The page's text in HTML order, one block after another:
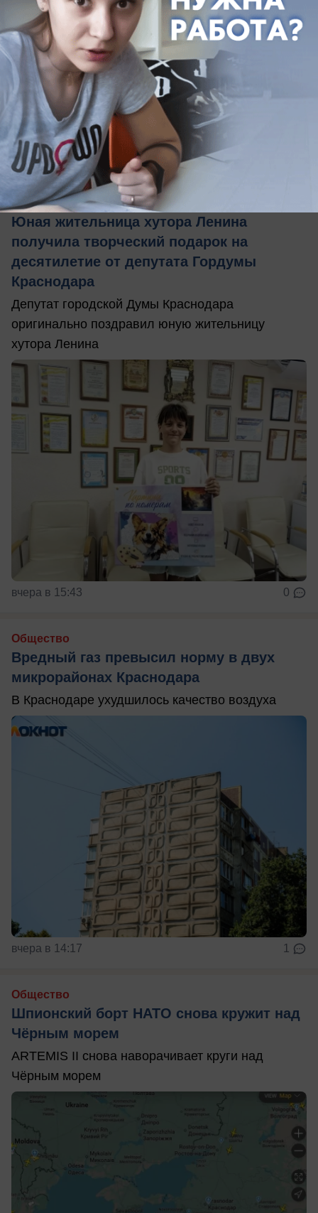
вчера в 17:02
Общество
Юная жительница хутора Ленина
получила творческий подарок на
десятилетие от депутата Гордумы
Краснодара
Депутат городской Думы Краснодара
оригинально поздравил юную жительницу
хутора Ленина
вчера в 15:43 0
Общество
Вредный газ превысил норму в двух
микрорайонах Краснодара
В Краснодаре ухудшилось качество воздуха
вчера в 14:17 1
Общество
Шпионский борт НАТО снова кружит над
Чёрным морем
ARTEMIS II снова наворачивает круги над
Чёрным морем